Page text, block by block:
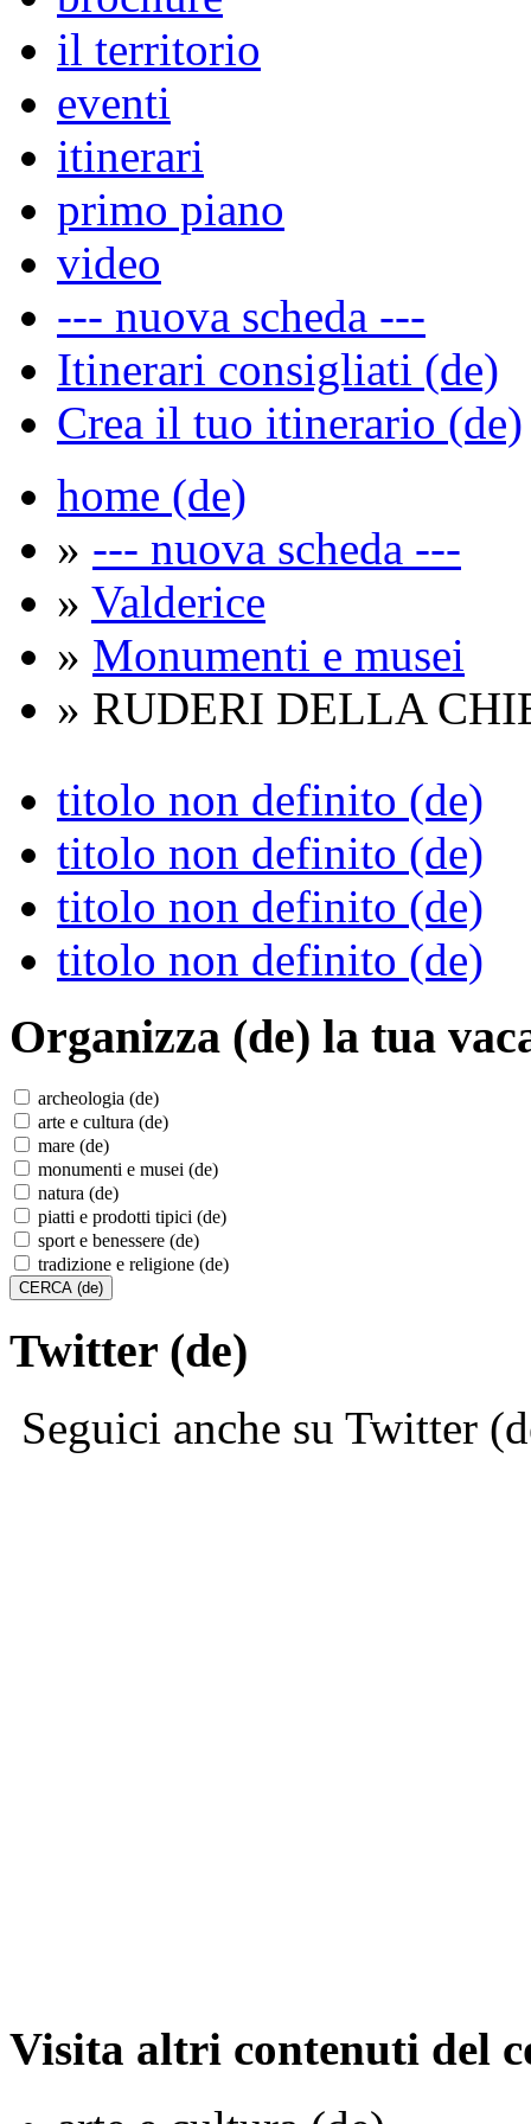
il territorio
eventi
itinerari
primo piano
video
--- nuova scheda ---
Itinerari consigliati (de)
Crea il tuo itinerario (de)
home (de)
» --- nuova scheda ---
» Valderice
» Monumenti e musei
» RUDERI DELLA
titolo non definito (de)
titolo non definito (de)
titolo non definito (de)
titolo non definito (de)
Organizza (de) la tua
archeologia (de)
arte e cultura (de)
mare (de)
monumenti e musei (de)
natura (de)
piatti e prodotti tipici (de)
sport e benessere (de)
tradizione e religione (de)
Twitter (de)
Seguici anche su Twitter
Visita altri contenuti del